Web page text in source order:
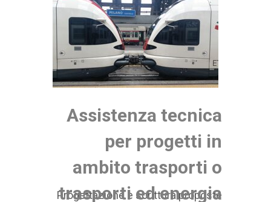
Assistenza tecnica
per progetti in
ambito trasporti o
trasporti ed energia
Progettazione e scrittura proposte